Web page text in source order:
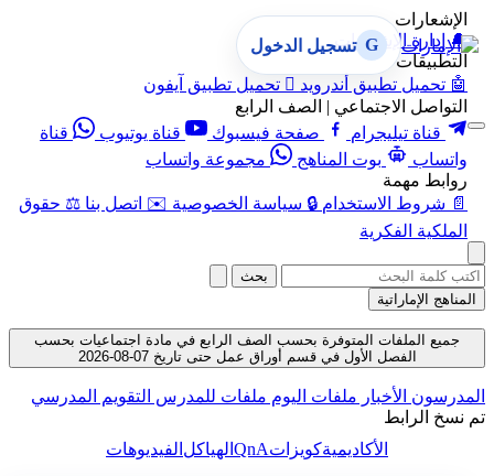
الإشعارات
🔔 إدارة الإشعارات
التطبيقات
🤖 تحميل تطبيق أندرويد  تحميل تطبيق آيفون
التواصل الاجتماعي | الصف الرابع
قناة تيليجرام
صفحة فيسبوك قناة يوتيوب
قناة
واتساب
بوت المناهج
مجموعة واتساب
روابط مهمة
📄 شروط الاستخدام 🔒 سياسة الخصوصية ✉️ اتصل بنا ⚖️ حقوق
الملكية الفكرية
G تسجيل الدخول
بحث
المناهج الإماراتية
جميع الملفات المتوفرة بحسب الصف الرابع في مادة اجتماعيات بحسب
الفصل الأول في قسم أوراق عمل حتى تاريخ 07-08-2026
المدرسون الأخبار ملفات اليوم ملفات للمدرس التقويم المدرسي
تم نسخ الرابط
الأكاديميةكويزاتQnAالهياكلالفيديوهات